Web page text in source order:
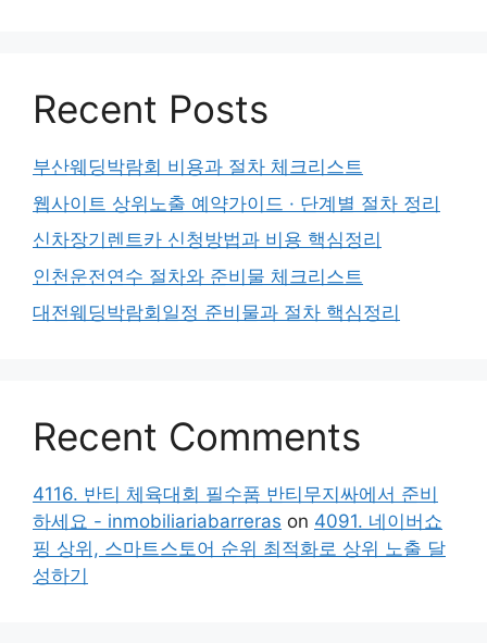
Recent Posts
부산웨딩박람회 비용과 절차 체크리스트
웹사이트 상위노출 예약가이드 · 단계별 절차 정리
신차장기렌트카 신청방법과 비용 핵심정리
인천운전연수 절차와 준비물 체크리스트
대전웨딩박람회일정 준비물과 절차 핵심정리
Recent Comments
4116. 반티 체육대회 필수품 반티무지싸에서 준비
하세요 - inmobiliariabarreras on 4091. 네이버쇼
핑 상위, 스마트스토어 순위 최적화로 상위 노출 달
성하기